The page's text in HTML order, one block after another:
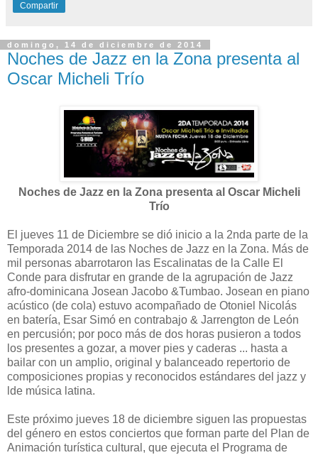
Compartir
domingo, 14 de diciembre de 2014
Noches de Jazz en la Zona presenta al
Oscar Micheli Trío
Noches de Jazz en la Zona presenta al Oscar Micheli
Trío
El jueves 11 de Diciembre se dió inicio a la 2nda parte de la
Temporada 2014 de las Noches de Jazz en la Zona. Más de
mil personas abarrotaron las Escalinatas de la Calle El
Conde para disfrutar en grande de la agrupación de Jazz
afro-dominicana Josean Jacobo &Tumbao. Josean en piano
acústico (de cola) estuvo acompañado de Otoniel Nicolás
en batería, Esar Simó en contrabajo & Jarrengton de León
en percusión; por poco más de dos horas pusieron a todos
los presentes a gozar, a mover pies y caderas ... hasta a
bailar con un amplio, original y balanceado repertorio de
composiciones propias y reconocidos estándares del jazz y
lde música latina.
Este próximo jueves 18 de diciembre siguen las propuestas
del género en estos conciertos que forman parte del Plan de
Animación turística cultural, que ejecuta el Programa de